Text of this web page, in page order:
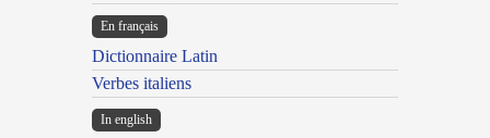
En français
Dictionnaire Latin
Verbes italiens
In english